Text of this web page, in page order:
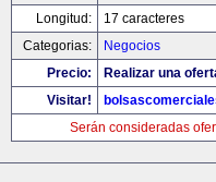
Longitud:
17 caracteres
Categorias:
Negocios
Precio:
Realizar una
Visitar!
Serán consideradas